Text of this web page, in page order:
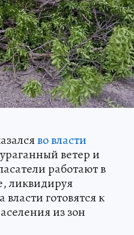
во власти
ветер и
работают в
ликвидируя
готовятся к
из зон